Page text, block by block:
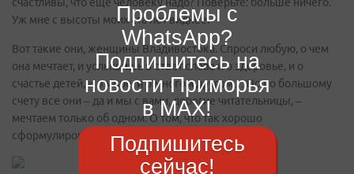
Уж мне с высоты моих ста лет виднее.
Вот такие они, женщины Владивостока. Спроси любую, о чем
она мечтает, и услышишь в ответ слова и о здоровье, и о
счастье детей, и о мире, и о многом другом… Но по большому
счету все они – да и мы с вами, дорогие читательницы, –
мечтаем только об одном. О том, что так хорошо
сформулировала Мария Усольцева…
Проблемы с
WhatsApp?
Подпишитесь на
новости Приморья
в MAX!
Подпишитесь
сейчас!